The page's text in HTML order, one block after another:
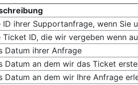
ID ihrer Supportanfrage, wenn Sie
Ticket ID, die wir vergeben wenn
Datum ihrer Anfrage
Datum an dem wir das Ticket
Datum an dem wir Ihre Anfrage